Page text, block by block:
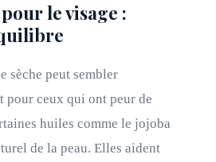
le visage :
sèche peut sembler
pour ceux qui ont peur de
huiles comme le jojoba
de la peau. Elles aident